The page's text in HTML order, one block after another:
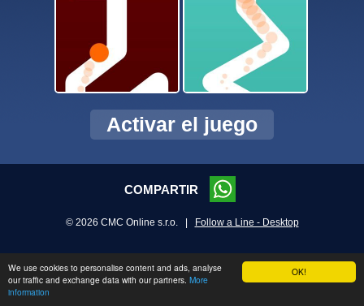
OK!
We use cookies to personalise content and ads, analyse
our traffic and exchange data with our partners. More
information
Activar el juego
COMPARTIR
© 2026 CMC Online s.r.o. | Follow a Line - Desktop